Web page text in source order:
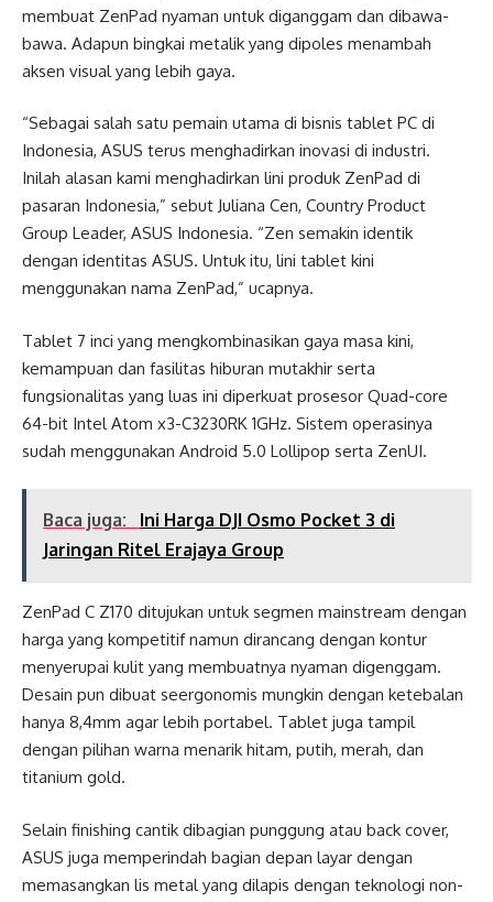
membuat ZenPad nyaman untuk diganggam dan dibawa-
bawa. Adapun bingkai metalik yang dipoles menambah
aksen visual yang lebih gaya.
“Sebagai salah satu pemain utama di bisnis tablet PC di
Indonesia, ASUS terus menghadirkan inovasi di industri.
Inilah alasan kami menghadirkan lini produk ZenPad di
pasaran Indonesia,” sebut Juliana Cen, Country Product
Group Leader, ASUS Indonesia. “Zen semakin identik
dengan identitas ASUS. Untuk itu, lini tablet kini
menggunakan nama ZenPad,” ucapnya.
Tablet 7 inci yang mengkombinasikan gaya masa kini,
kemampuan dan fasilitas hiburan mutakhir serta
fungsionalitas yang luas ini diperkuat prosesor Quad-core
64-bit Intel Atom x3-C3230RK 1GHz. Sistem operasinya
sudah menggunakan Android 5.0 Lollipop serta ZenUI.
Baca juga:
Ini Harga DJI Osmo Pocket 3 di
Jaringan Ritel Erajaya Group
ZenPad C Z170 ditujukan untuk segmen mainstream dengan
harga yang kompetitif namun dirancang dengan kontur
menyerupai kulit yang membuatnya nyaman digenggam.
Desain pun dibuat seergonomis mungkin dengan ketebalan
hanya 8,4mm agar lebih portabel. Tablet juga tampil
dengan pilihan warna menarik hitam, putih, merah, dan
titanium gold.
Selain finishing cantik dibagian punggung atau back cover,
ASUS juga memperindah bagian depan layar dengan
memasangkan lis metal yang dilapis dengan teknologi non-